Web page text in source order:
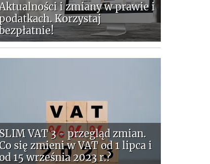
i zmiany w prawie i
Korzystaj
SLIM VAT 3 - przegląd zmian.
się zmieni w VAT od 1 lipca i
15 września 2023 r.?